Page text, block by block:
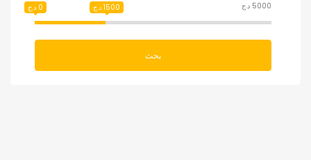
5000 د.ج 0 د.ج 1500 د.ج
بحث